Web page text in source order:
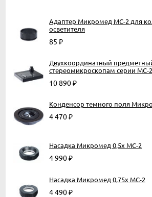
Адаптер Микромед МС-2 для
осветителя
85 ₽
Двухкоординатный
стереомикроскопам серии MC-
10 890₽
Конденсор темного поля
4 470₽
Насадка Микромед 0,5х МС-2
4 990₽
Насадка Микромед 0,75х МС-2
4 490₽